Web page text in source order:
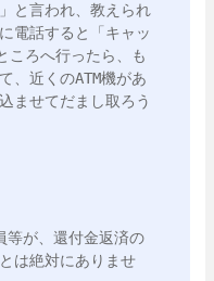
と言われ、教えられ
電話すると「キャッ
ころへ行ったら、も
、近くのATM機があ
ませてだまし取ろう
等が、還付金返済の
は絶対にありませ